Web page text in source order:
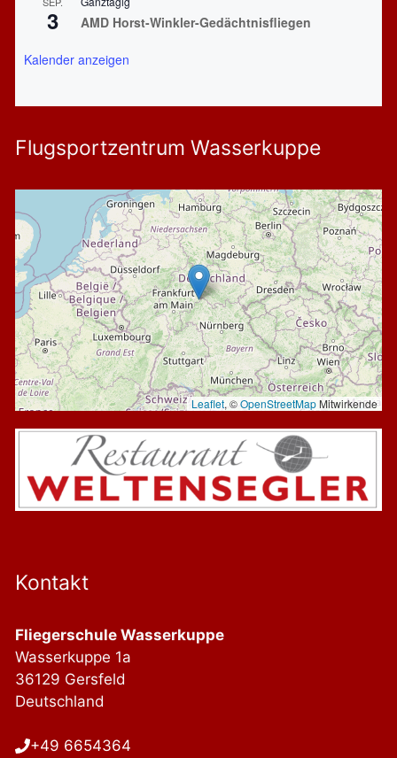
3 AMD Horst-Winkler-Gedächtnisfliegen
Kalender anzeigen
Flugsportzentrum Wasserkuppe
Leaflet, ©OpenStreetMapMitwirkende
Kontakt
Fliegerschule Wasserkuppe
Wasserkuppe 1a
36129 Gersfeld
Deutschland
+49 6654364